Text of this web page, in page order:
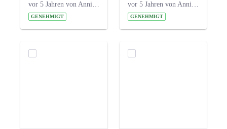
vor 5 Jahren von Anni Schlumberger
GENEHMIGT
vor 5 Jahren von Anni Schlumberger
GENEHMIGT